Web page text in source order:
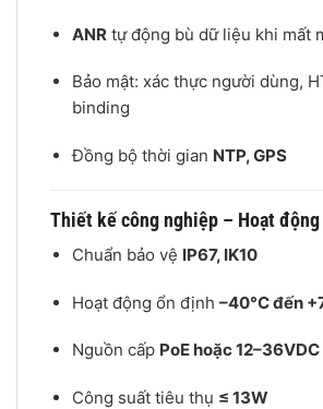
ANRtự động bù dữ liệu khi mất
Bảo mật: xác thực người dùng,
binding
Đồng bộ thời gian NTP, GPS
Thiết kế công nghiệp – Hoạt
Chuẩn bảo vệ IP67, IK10
Hoạt động ổn định –40°C đến
Nguồn cấp PoE hoặc 12–36VDC
Công suất tiêu thụ ≤ 13W